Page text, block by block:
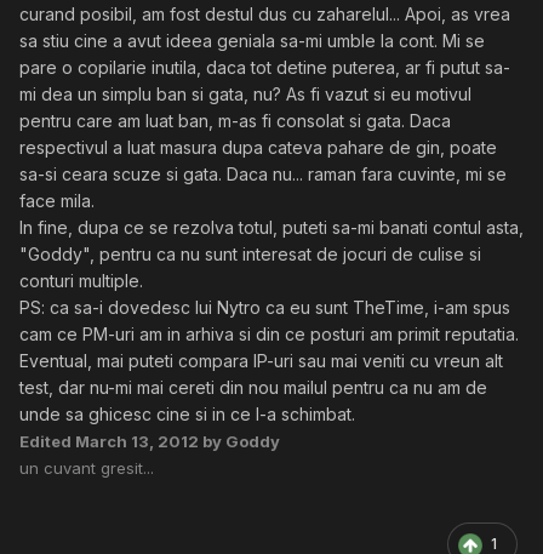
curand posibil, am fost destul dus cu zaharelul... Apoi, as vrea
sa stiu cine a avut ideea geniala sa-mi umble la cont. Mi se
pare o copilarie inutila, daca tot detine puterea, ar fi putut sa-
mi dea un simplu ban si gata, nu? As fi vazut si eu motivul
pentru care am luat ban, m-as fi consolat si gata. Daca
respectivul a luat masura dupa cateva pahare de gin, poate
sa-si ceara scuze si gata. Daca nu... raman fara cuvinte, mi se
face mila.
In fine, dupa ce se rezolva totul, puteti sa-mi banati contul asta,
"Goddy", pentru ca nu sunt interesat de jocuri de culise si
conturi multiple.
PS: ca sa-i dovedesc lui Nytro ca eu sunt TheTime, i-am spus
cam ce PM-uri am in arhiva si din ce posturi am primit reputatia.
Eventual, mai puteti compara IP-uri sau mai veniti cu vreun alt
test, dar nu-mi mai cereti din nou mailul pentru ca nu am de
unde sa ghicesc cine si in ce l-a schimbat.
Edited March 13, 2012 by Goddy
un cuvant gresit...
1